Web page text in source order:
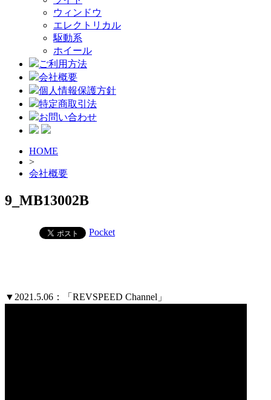
ウィンドウ
エレクトリカル
駆動系
ホイール
ご利用方法
会社概要
個人情報保護方針
特定商取引法
お問い合わせ
HOME
>
会社概要
9_MB13002B
Pocket
▼2021.5.06：「REVSPEED Channel」